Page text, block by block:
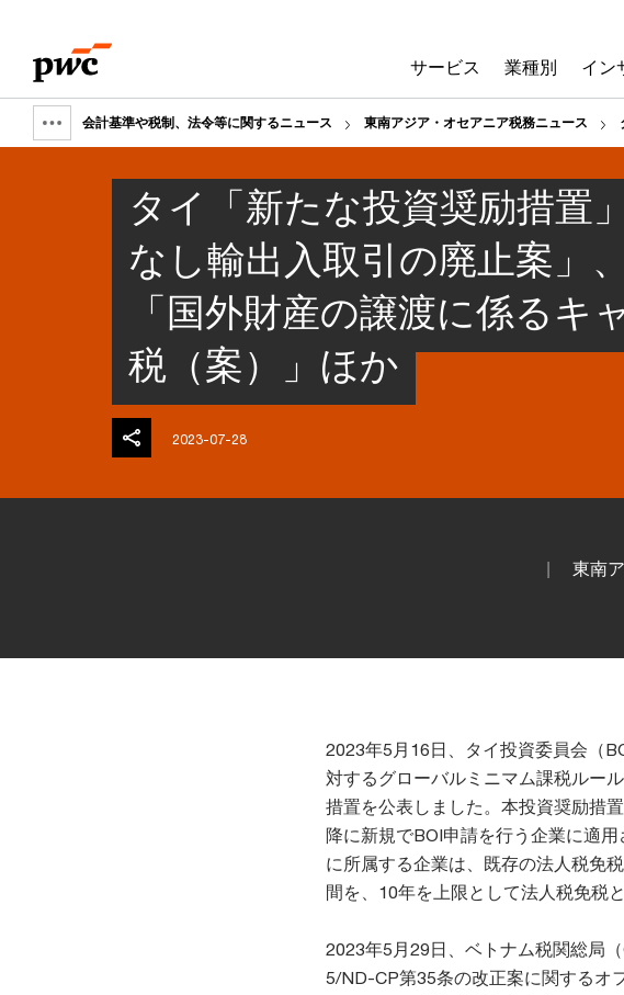
content
footer
サービス 業種別 イン
Show
breadcrumb
会計基準や税制、法令等に関するニュース 東南アジア・オセアニア税務ニュース
タイ「新たな投資奨励措置
なし輸出入取引の廃止案」
「国外財産の譲渡に係るキ
税（案）」ほか
2023-07-28
東南
2023年5月16日、タイ投資委員会（
対するグローバルミニマム課税ルー
措置を公表しました。本投資奨励措
降に新規でBOI申請を行う企業に適
に所属する企業は、既存の法人税免
間を、10年を上限として法人税免税
2023年5月29日、ベトナム税関総局
5/ND-CP第35条の改正案に関するオ